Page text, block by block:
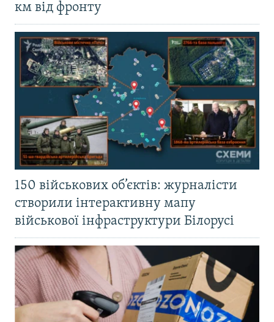
км від фронту
150 військових об’єктів: журналісти
створили інтерактивну мапу
військової інфраструктури Білорусі